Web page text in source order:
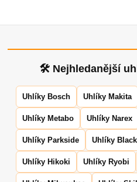
🛠 Nejhledanější
Uhlíky Bosch Uhlíky Makita
Uhlíky Metabo Uhlíky Narex
Uhlíky Parkside Uhlíky
Uhlíky Hikoki Uhlíky Ryobi